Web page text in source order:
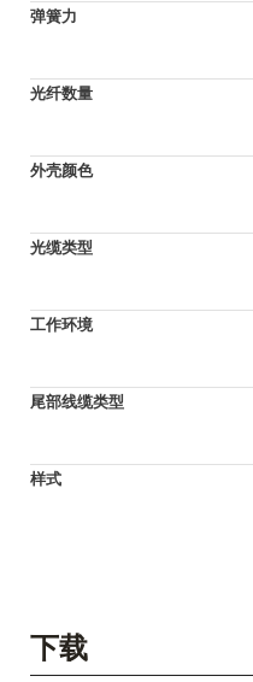
弹簧力
光纤数量
外壳颜色
光缆类型
工作环境
尾部线缆类型
样式
下载